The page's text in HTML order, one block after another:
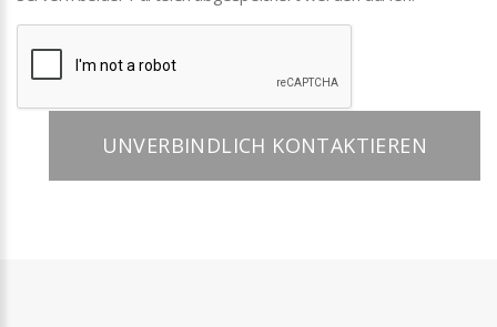
UNVERBINDLICH KONTAKTIEREN